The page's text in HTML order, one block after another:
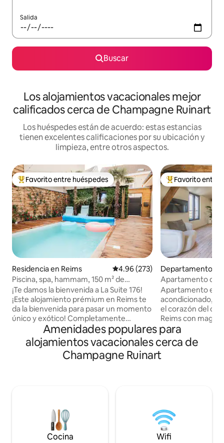
Salida
Buscar
Los alojamientos vacacionales mejor
calificados cerca de Champagne Ruinart
Los huéspedes están de acuerdo: estas estancias
tienen excelentes calificaciones por su ubicación y
limpieza, entre otros aspectos.
De los mejores en Favorito entre huéspedes
Favorito entre huéspedes
Residencia en Reims Calificación promedio: 4.96 de
4.96 (273)
Piscina, spa, hammam, 150 m² de
bienestar en Reims
¡Te damos la bienvenida a La Suite 176!
¡Este alojamiento prémium en Reims te
da la bienvenida para pasar un momento
único y exótico! Completamente
renovado y equipado con todo lo nuevo,
La Suite 176 te transporta a un universo
tropical mientras permaneces en el
corazón de la ciudad de las
(farmacia, supermercados y tiendas,
De los mejores
Favorito entre
Departamento en
Apartamento con
el corazón de
Apartamento
acondicionado,
el corazón del
Reims con
Al lado de los
agradable a pie. Diseñado por un
arquitecto, el
dormitorios (3
conectada,
Amenidades populares para
alojamientos vacacionales cerca de
Champagne Ruinart
Cocina Wifi